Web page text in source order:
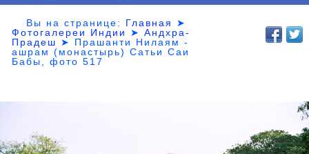
Вы на странице: Главная
➤
Фотогалереи Индии
➤Андхра-
Прадеш ➤ Прашанти Нилаям -
ашрам (монастырь) Сатьи Саи
Бабы, фото 517